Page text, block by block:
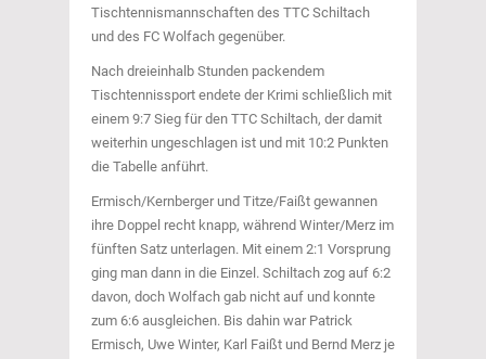
Tischtennismannschaften des TTC Schiltach
und des FC Wolfach gegenüber.
Nach dreieinhalb Stunden packendem
Tischtennissport endete der Krimi schließlich mit
einem 9:7 Sieg für den TTC Schiltach, der damit
weiterhin ungeschlagen ist und mit 10:2 Punkten
die Tabelle anführt.
Ermisch/Kernberger und Titze/Faißt gewannen
ihre Doppel recht knapp, während Winter/Merz im
fünften Satz unterlagen. Mit einem 2:1 Vorsprung
ging man dann in die Einzel. Schiltach zog auf 6:2
davon, doch Wolfach gab nicht auf und konnte
zum 6:6 ausgleichen. Bis dahin war Patrick
Ermisch, Uwe Winter, Karl Faißt und Bernd Merz je